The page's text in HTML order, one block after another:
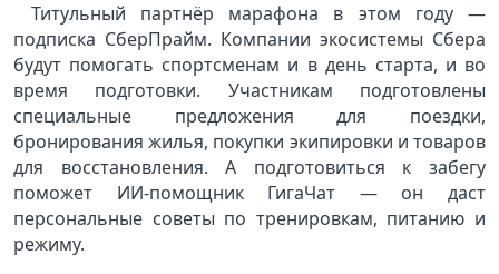
Титульный партнёр марафона в этом году —
подписка СберПрайм. Компании экосистемы Сбера
будут помогать спортсменам и в день старта, и во
время подготовки. Участникам подготовлены
специальные предложения для поездки,
бронирования жилья, покупки экипировки и товаров
для восстановления. А подготовиться к забегу
поможет ИИ-помощник ГигаЧат — он даст
персональные советы по тренировкам, питанию и
режиму.